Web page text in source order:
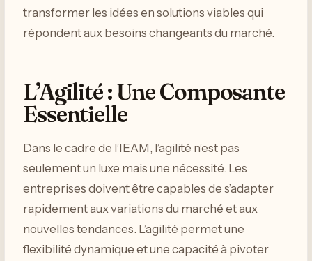
transformer les idées en solutions viables qui
répondent aux besoins changeants du marché.
L’Agilité : Une Composante
Essentielle
Dans le cadre de l’IEAM, l’agilité n’est pas
seulement un luxe mais une nécessité. Les
entreprises doivent être capables de s’adapter
rapidement aux variations du marché et aux
nouvelles tendances. L’agilité permet une
flexibilité dynamique et une capacité à pivoter